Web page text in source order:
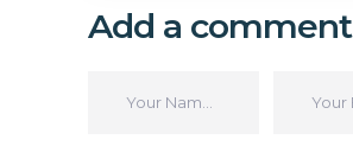
Add a comment